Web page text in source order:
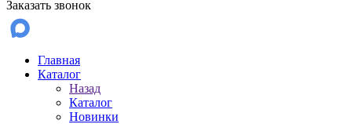
Заказать звонок
Главная
Каталог
Назад
Каталог
Новинки